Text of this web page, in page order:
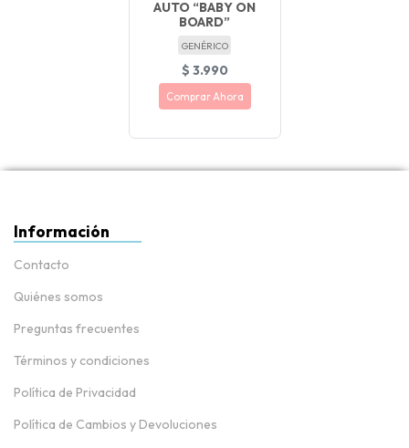
AUTO “BABY ON
BOARD”
GENÉRICO
$ 3.990
Comprar Ahora
Información
Contacto
Quiénes somos
Preguntas frecuentes
Términos y condiciones
Política de Privacidad
Política de Cambios y Devoluciones